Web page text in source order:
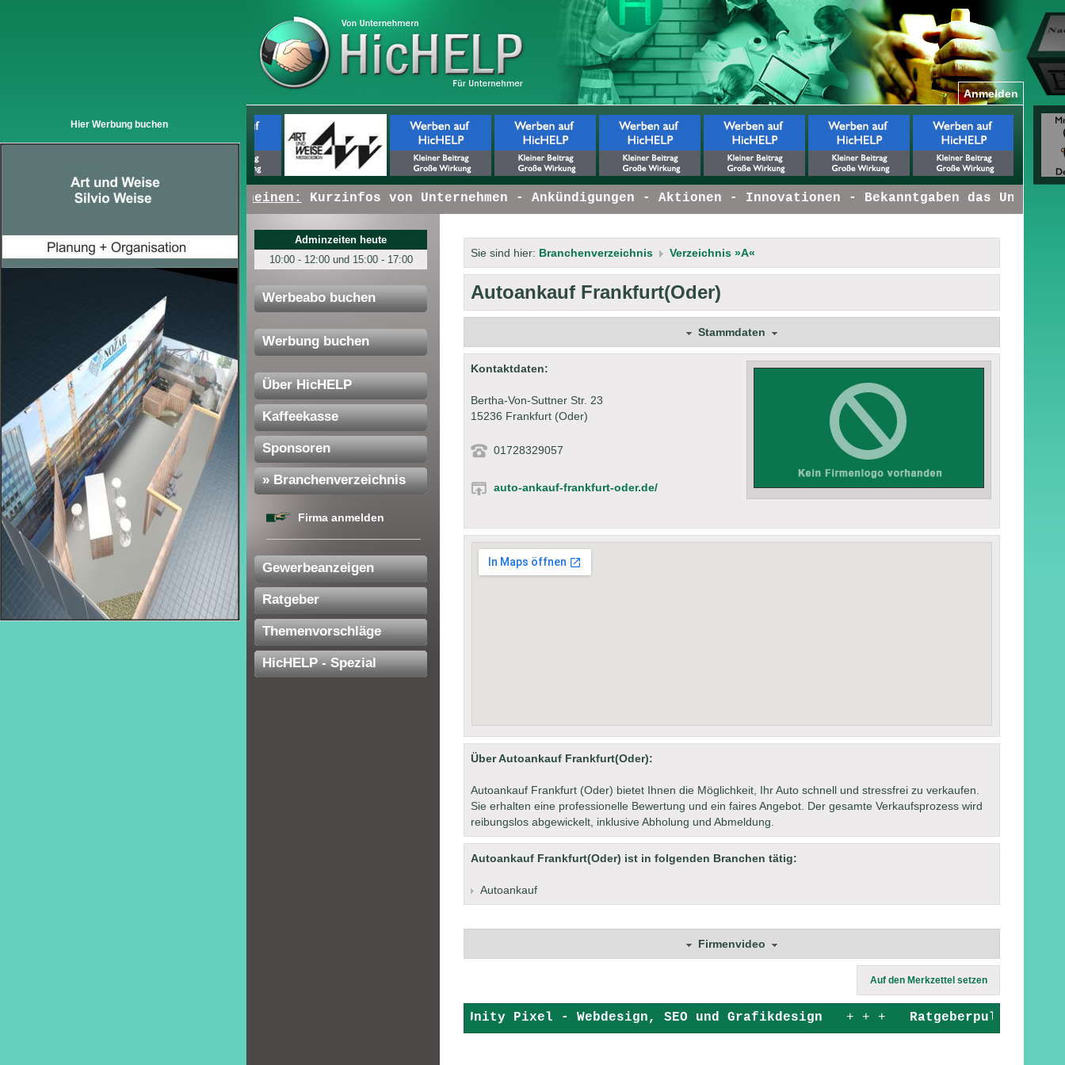
Hier Werbung buchen
Anmelden
+ + + Hier erscheinen:Kurzinfos von Unternehmen - Ankündigungen - Aktionen - Innovationen - Bekanntgaben das
Adminzeiten heute
10:00 - 12:00 und 15:00 - 17:00
Werbeabo buchen
Werbung buchen
Über HicHELP
Kaffeekasse
Sponsoren
» Branchenverzeichnis
Firma anmelden
Gewerbeanzeigen
Ratgeber
Themenvorschläge
HicHELP - Spezial
Sie sind hier: Branchenverzeichnis Verzeichnis »A«
Autoankauf Frankfurt(Oder)
Stammdaten
Kontaktdaten:
Bertha-Von-Suttner Str. 23
15236 Frankfurt (Oder)
01728329057
auto-ankauf-frankfurt-oder.de/
Über Autoankauf Frankfurt(Oder):
Autoankauf Frankfurt (Oder) bietet Ihnen die Möglichkeit, Ihr Auto schnell und stressfrei zu verkaufen.
Sie erhalten eine professionelle Bewertung und ein faires Angebot. Der gesamte Verkaufsprozess wird
reibungslos abgewickelt, inklusive Abholung und Abmeldung.
Autoankauf Frankfurt(Oder) ist in folgenden Branchen tätig:
Autoankauf
Firmenvideo
Auf den Merkzettel setzen
Unity Pixel - Webdesign, SEO und Grafikdesign+ + + Ratgeberpulse